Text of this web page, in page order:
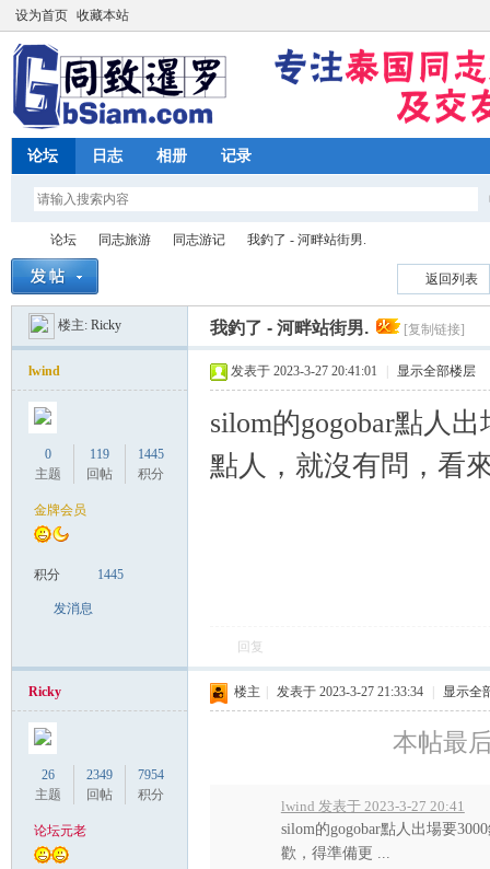
设为首页 收藏本站
论坛 日志 相册 记录
»
论坛
›
同志旅游 同志游记
›
我釣了 - 河畔站街男.
返回列表
楼主: Ricky 我釣了 - 河畔站街男. [复制链接]
lwind
0
主题
119
回帖
1445
积分
金牌会员
积分 1445
发消息
发表于 2023-3-27 20:41:01 显示全部楼层
silom的gogobar點人
點人，就沒有問，看
回复
Ricky
26
主题
2349
回帖
7954
积分
论坛元老
楼主 发表于 2023-3-27 21:33:34 显示全
本帖最
lwind 发表于 2023-3-27 20:41
silom的gogobar點人出場要
歡，得準備更 ...